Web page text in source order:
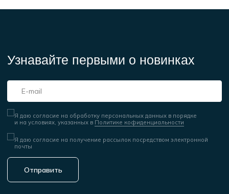
Сайт создан ME·Studio